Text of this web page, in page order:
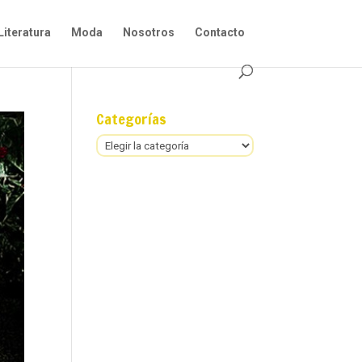
Moda Nosotros Contacto
Categorías
Categorías